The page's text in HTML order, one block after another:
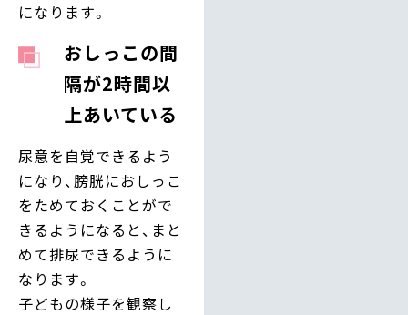
になります。
おしっこの間
隔が2時間以
上あいている
尿意を自覚できるよう
になり、膀胱におしっこ
をためておくことがで
きるようになると、まと
めて排尿できるように
なります。
子どもの様子を観察し